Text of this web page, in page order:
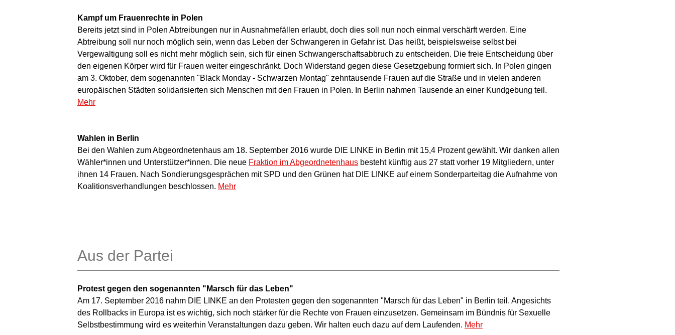
Kampf um Frauenrechte in Polen
Bereits jetzt sind in Polen Abtreibungen nur in Ausnahmefällen erlaubt, doch dies soll nun noch einmal verschärft werden. Eine
Abtreibung soll nur noch möglich sein, wenn das Leben der Schwangeren in Gefahr ist. Das heißt, beispielsweise selbst bei
Vergewaltigung soll es nicht mehr möglich sein, sich für einen Schwangerschaftsabbruch zu entscheiden. Die freie Entscheidung über
den eigenen Körper wird für Frauen weiter eingeschränkt. Doch Widerstand gegen diese Gesetzgebung formiert sich. In Polen gingen
am 3. Oktober, dem sogenannten "Black Monday - Schwarzen Montag" zehntausende Frauen auf die Straße und in vielen anderen
europäischen Städten solidarisierten sich Menschen mit den Frauen in Polen. In Berlin nahmen Tausende an einer Kundgebung teil.
Mehr
Wahlen in Berlin
Bei den Wahlen zum Abgeordnetenhaus am 18. September 2016 wurde DIE LINKE in Berlin mit 15,4 Prozent gewählt. Wir danken allen
Wähler*innen und Unterstützer*innen. Die neue Fraktion im Abgeordnetenhaus besteht künftig aus 27 statt vorher 19 Mitgliedern, unter
ihnen 14 Frauen. Nach Sondierungsgesprächen mit SPD und den Grünen hat DIE LINKE auf einem Sonderparteitag die Aufnahme von
Koalitionsverhandlungen beschlossen. Mehr
Aus der Partei
Protest gegen den sogenannten "Marsch für das Leben"
Am 17. September 2016 nahm DIE LINKE an den Protesten gegen den sogenannten "Marsch für das Leben" in Berlin teil. Angesichts
des Rollbacks in Europa ist es wichtig, sich noch stärker für die Rechte von Frauen einzusetzen. Gemeinsam im Bündnis für Sexuelle
Selbstbestimmung wird es weiterhin Veranstaltungen dazu geben. Wir halten euch dazu auf dem Laufenden. Mehr